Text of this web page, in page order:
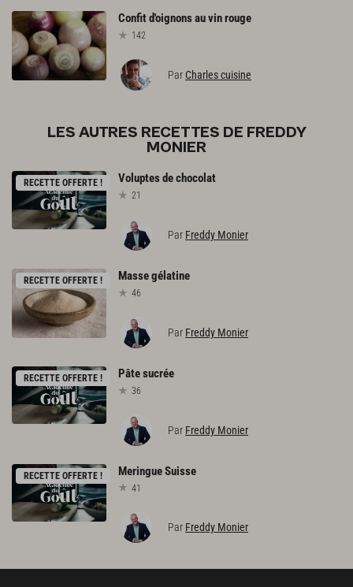
Confitd'oignonsauvinrouge
142
Par Charles cuisine
LES AUTRES RECETTES DE FREDDY
MONIER
RECETTE OFFERTE ! Voluptesdechocolat
21
Par Freddy Monier
RECETTE OFFERTE ! Massegélatine
46
Par Freddy Monier
RECETTE OFFERTE ! Pâtesucrée
36
Par Freddy Monier
RECETTE OFFERTE ! MeringueSuisse
41
Par Freddy Monier